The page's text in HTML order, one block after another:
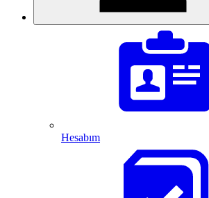
Hesabım